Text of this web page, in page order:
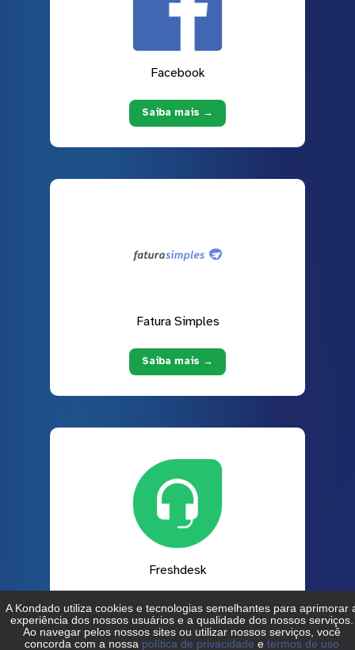
Facebook
Saiba mais →
Fatura Simples
Saiba mais →
Freshdesk
Saiba mais →